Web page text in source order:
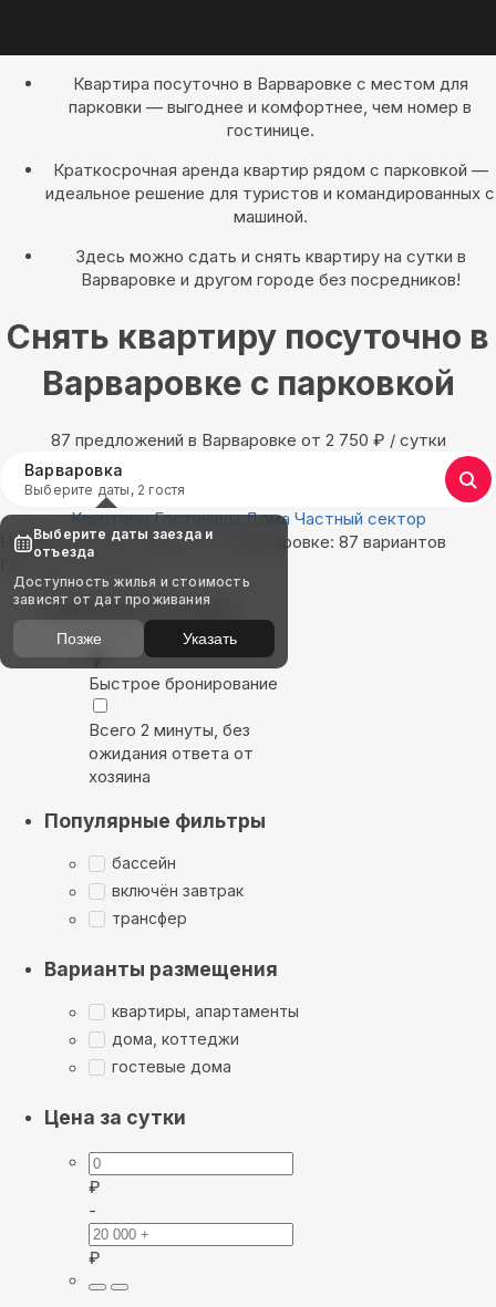
Квартира посуточно в Варваровке с местом для
парковки — выгоднее и комфортнее, чем номер в
гостинице.
Краткосрочная аренда квартир рядом с парковкой —
идеальное решение для туристов и командированных с
машиной.
Здесь можно сдать и снять квартиру на сутки в
Варваровке и другом городе без посредников!
Снять квартиру посуточно в
Варваровке с парковкой
87 предложений в Варваровке oт 2 750 ₽ / сутки
Варваровка
Выберите даты, 2 гостя
Квартиры Гостиницы Дома Частный сектор
Найдём, где остановиться в Варваровке: 87 вариантов
Показать на карте
Выбирайте лучшее
Быстрое бронирование
Всего 2 минуты, без
ожидания ответа от
хозяина
Популярные фильтры
бассейн
включён завтрак
трансфер
Варианты размещения
квартиры, апартаменты
дома, коттеджи
гостевые дома
Цена за сутки
₽
-
₽
Выберите даты заезда и
отъезда
Доступность жилья и стоимость
зависят от дат проживания
Позже Указать